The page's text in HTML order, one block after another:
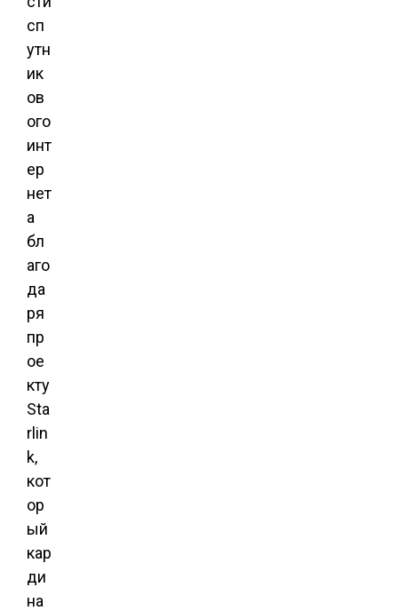
сп
утн
ик
ов
ого
инт
ер
нет
а
бл
аго
да
ря
пр
ое
кту
Sta
rlin
k,
кот
ор
ый
кар
ди
на